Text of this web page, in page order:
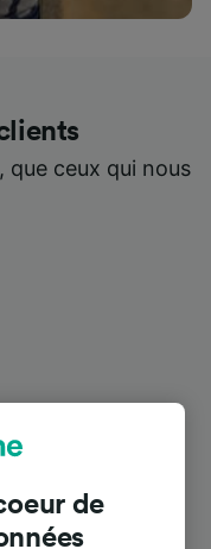
que ceux qui nous
de